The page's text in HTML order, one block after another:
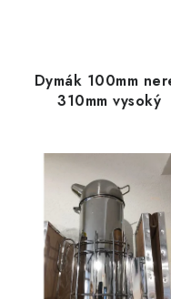
Dymák 100mm
310mm vysoký